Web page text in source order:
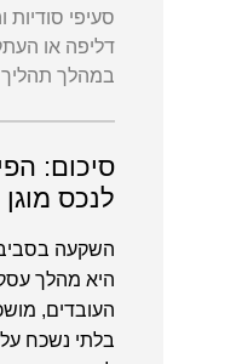
סעיפי סודיות
דליפה או
במהלך תהליך
סיכום:
לנכס מוגן
השקעה
היא מהלך
העובדים,
בלתי נשכח